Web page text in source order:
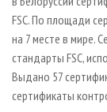
FSC. По площади
на 7 месте в мире.
стандарты FSC,
Выдано 57
сертификаты